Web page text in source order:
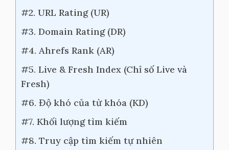
#2. URL Rating (UR)
#3. Domain Rating (DR)
#4. Ahrefs Rank (AR)
#5. Live & Fresh Index (Chỉ số Live và
Fresh)
#6. Độ khó của từ khóa (KD)
#7. Khối lượng tìm kiếm
#8. Truy cập tìm kiếm tự nhiên